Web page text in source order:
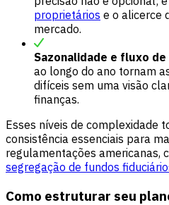
proprietários e o alicerce
mercado.
Sazonalidade e fluxo de
ao longo do ano tornam
difíceis sem uma visão
finanças.
Esses níveis de complexidade
consistência essenciais para
regulamentações americanas,
segregação de fundos
Como estruturar seu